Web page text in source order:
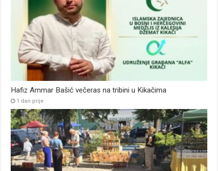
Hafiz Ammar Bašić večeras na tribini u Kikačima
1 dan prije